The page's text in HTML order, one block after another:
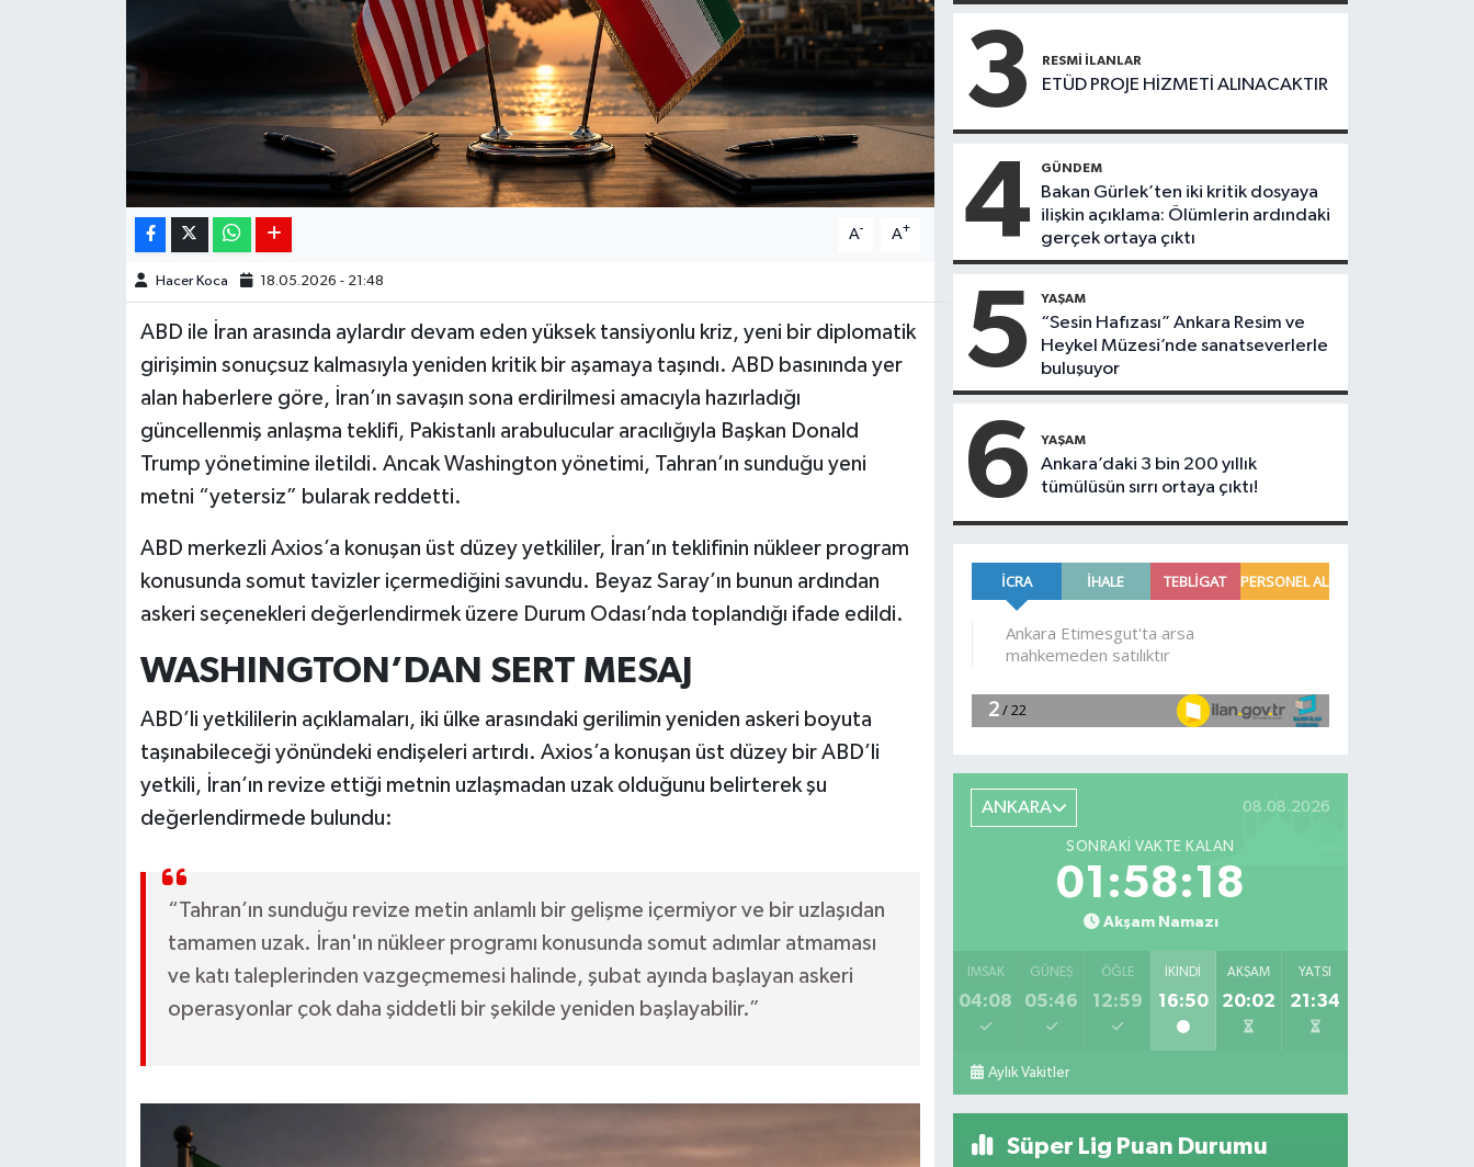
A- A+
Hacer Koca 18.05.2026 - 21:48
ABD ile İran arasında aylardır devam eden yüksek tansiyonlu kriz, yeni bir diplomatik
girişimin sonuçsuz kalmasıyla yeniden kritik bir aşamaya taşındı. ABD basınında yer
alan haberlere göre, İran’ın savaşın sona erdirilmesi amacıyla hazırladığı
güncellenmiş anlaşma teklifi, Pakistanlı arabulucular aracılığıyla Başkan Donald
Trump yönetimine iletildi. Ancak Washington yönetimi, Tahran’ın sunduğu yeni
metni “yetersiz” bularak reddetti.
ABD merkezli Axios’a konuşan üst düzey yetkililer, İran’ın teklifinin nükleer program
konusunda somut tavizler içermediğini savundu. Beyaz Saray’ın bunun ardından
askeri seçenekleri değerlendirmek üzere Durum Odası’nda toplandığı ifade edildi.
WASHINGTON’DAN SERT MESAJ
ABD’li yetkililerin açıklamaları, iki ülke arasındaki gerilimin yeniden askeri boyuta
taşınabileceği yönündeki endişeleri artırdı. Axios’a konuşan üst düzey bir ABD’li
yetkili, İran’ın revize ettiği metnin uzlaşmadan uzak olduğunu belirterek şu
değerlendirmede bulundu:
“Tahran’ın sunduğu revize metin anlamlı bir gelişme içermiyor ve bir uzlaşıdan
tamamen uzak. İran'ın nükleer programı konusunda somut adımlar atmaması
ve katı taleplerinden vazgeçmemesi halinde, şubat ayında başlayan askeri
operasyonlar çok daha şiddetli bir şekilde yeniden başlayabilir.”
3 RESMI İLANLAR
ETÜD PROJE HİZMETİ ALINACAKTIR
4 GÜNDEM
Bakan Gürlek’ten iki kritik dosyaya
ilişkin açıklama: Ölümlerin ardındaki
gerçek ortaya çıktı
5 YAŞAM
“Sesin Hafızası” Ankara Resim ve
Heykel Müzesi’nde sanatseverlerle
buluşuyor
6 YAŞAM
Ankara’daki 3 bin 200 yıllık
tümülüsün sırrı ortaya çıktı!
ANKARA 08.08.2026
SONRAKI VAKTE KALAN
01:58:17
Akşam Namazı
İMSAK
04:08
GÜNEŞ
05:46
ÖĞLE
12:59
İKINDI
16:50
AKŞAM
20:02
YATSI
21:34
Aylık Vakitler
Süper Lig Puan Durumu